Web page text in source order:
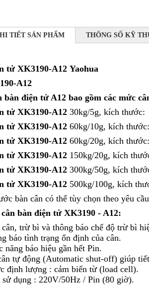
TIẾT SẢN PHẨM THÔNG SỐ KỸ
tử XK3190-A12 Yaohua
A12
bàn điện tử A12 bao gồm các mức
tử XK3190-A12 30kg/5g, kích thước:
tử XK3190-A12 60kg/10g, kích
tử XK3190-A12 60kg/20g, kích
tử XK3190-A12 150kg/20g, kích
tử XK3190-A12 300kg/50g, kích
tử XK3190-A12 500kg/100g, kích
bàn cân có thể tùy chọn theo yêu
bàn điện tử XK3190 - A12:
trừ bì và thông báo chế độ trừ bì
báo tình trạng ổn định của cân.
năng báo hiệu gần hết Pin.
tự động (Automatic shut-off) giúp
định lượng : cảm biến từ (load cell).
sử dụng : 220V/50Hz / Pin (80 giờ).